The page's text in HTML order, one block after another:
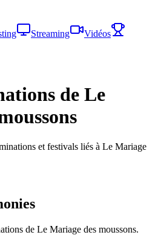
Streaming
Vidéos
de Le
et festivals liés à Le Mariage
de Le Mariage des moussons.